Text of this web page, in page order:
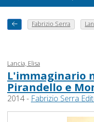
Fabrizio Serra
Lancia, Elisa
L'immaginario
Pirandello e
2014 - Fabrizio Serra